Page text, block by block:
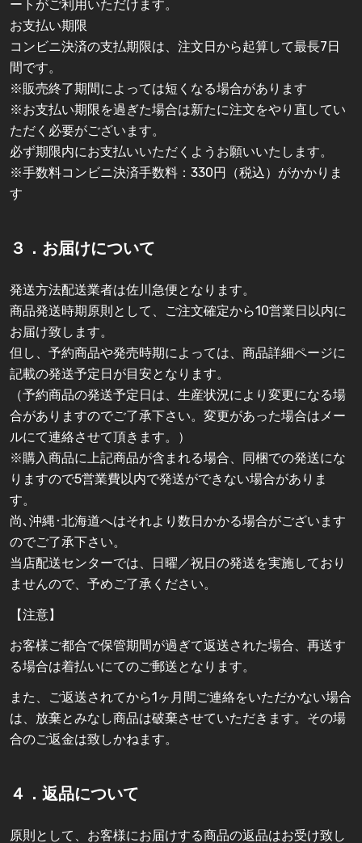
ートがご利用いただけます。
お支払い期限
コンビニ決済の支払期限は、注文日から起算して最長7日
間です。
※販売終了期間によっては短くなる場合があります
※お支払い期限を過ぎた場合は新たに注文をやり直してい
ただく必要がございます。
必ず期限内にお支払いいただくようお願いいたします。
※手数料コンビニ決済手数料：330円（税込）がかかりま
す
３．お届けについて
発送方法配送業者は佐川急便となります。
商品発送時期原則として、ご注文確定から10営業日以内に
お届け致します。
但し、予約商品や発売時期によっては、商品詳細ページに
記載の発送予定日が目安となります。
（予約商品の発送予定日は、生産状況により変更になる場
合がありますのでご了承下さい。変更があった場合はメー
ルにて連絡させて頂きます。）
※購入商品に上記商品が含まれる場合、同梱での発送にな
りますので5営業費以内で発送ができない場合がありま
す。
尚､沖縄･北海道へはそれより数日かかる場合がございます
のでご了承下さい。
当店配送センターでは、日曜／祝日の発送を実施しており
ませんので、予めご了承ください。
【注意】
お客様ご都合で保管期間が過ぎて返送された場合、再送す
る場合は着払いにてのご郵送となります。
また、ご返送されてから1ヶ月間ご連絡をいただかない場合
は、放棄とみなし商品は破棄させていただきます。その場
合のご返金は致しかねます。
４．返品について
原則として、お客様にお届けする商品の返品はお受け致し